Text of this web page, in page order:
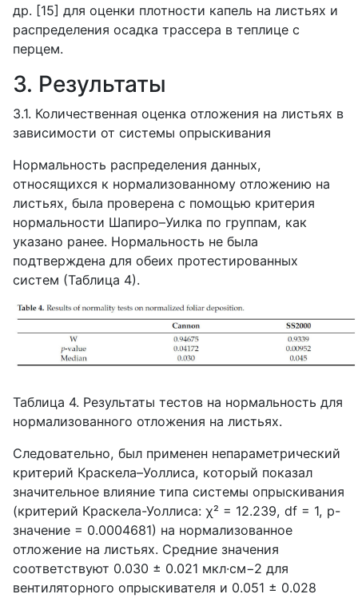
др. [15] для оценки плотности капель на листьях и
распределения осадка трассера в теплице с
перцем.
3. Результаты
3.1. Количественная оценка отложения на листьях в
зависимости от системы опрыскивания
Нормальность распределения данных,
относящихся к нормализованному отложению на
листьях, была проверена с помощью критерия
нормальности Шапиро–Уилка по группам, как
указано ранее. Нормальность не была
подтверждена для обеих протестированных
систем (Таблица 4).
Таблица 4. Результаты тестов на нормальность для
нормализованного отложения на листьях.
Следовательно, был применен непараметрический
критерий Краскела–Уоллиса, который показал
значительное влияние типа системы опрыскивания
(критерий Краскела-Уоллиса: χ² = 12.239, df = 1, p-
значение = 0.0004681) на нормализованное
отложение на листьях. Средние значения
соответствуют 0.030 ± 0.021 мкл·см−2 для
вентиляторного опрыскивателя и 0.051 ± 0.028